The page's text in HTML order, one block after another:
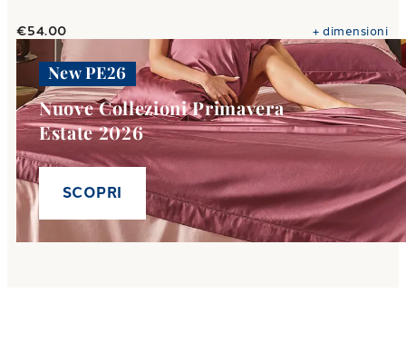
€54.00 +dimensioni
New PE26
Nuove Collezioni Primavera
Estate 2026
SCOPRI